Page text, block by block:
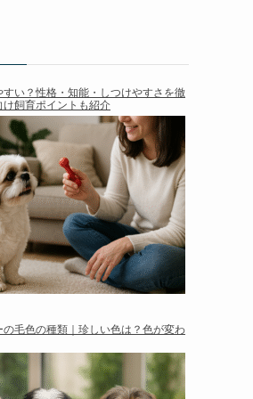
すい？性格・知能・しつけやすさを徹
け飼育ポイントも紹介
の毛色の種類｜珍しい色は？色が変わ